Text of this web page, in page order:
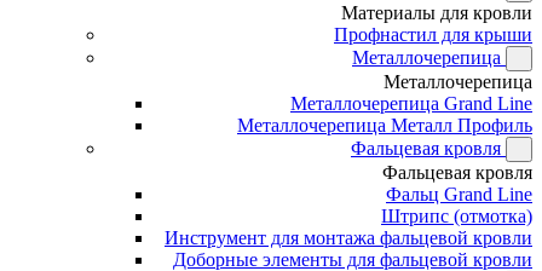
Материалы для кровли
Профнастил для крыши
Металлочерепица
Металлочерепица
Металлочерепица Grand Line
Металлочерепица Металл Профиль
Фальцевая кровля
Фальцевая кровля
Фальц Grand Line
Штрипс (отмотка)
Инструмент для монтажа фальцевой кровли
Доборные элементы для фальцевой кровли